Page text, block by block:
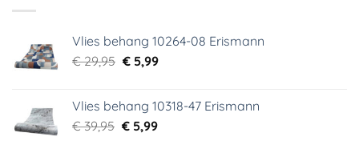
Vlies behang 10264-08 Erismann
€29,95 Oorspronkelijke
€ 29,95.
€5,99Huidige
€ 5,99.
Vlies behang 10318-47 Erismann
€39,95 Oorspronkelijke
€5,99Huidige